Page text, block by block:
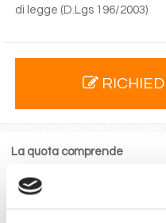
di legge (D.Lgs 196/2003)
La quota comprende
La sistemazione
comfort: servizi